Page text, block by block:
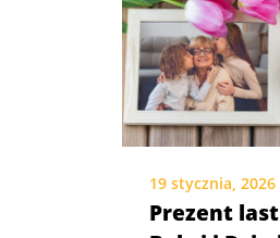
19 stycznia, 2026
Prezent